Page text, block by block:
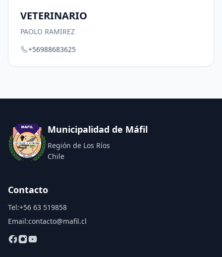
VETERINARIO
PAOLO RAMIREZ
+56988683625
Municipalidad de Máfil
Región de Los Ríos
Chile
Contacto
Tel:+56 63 519858
Email:contacto@mafil.cl